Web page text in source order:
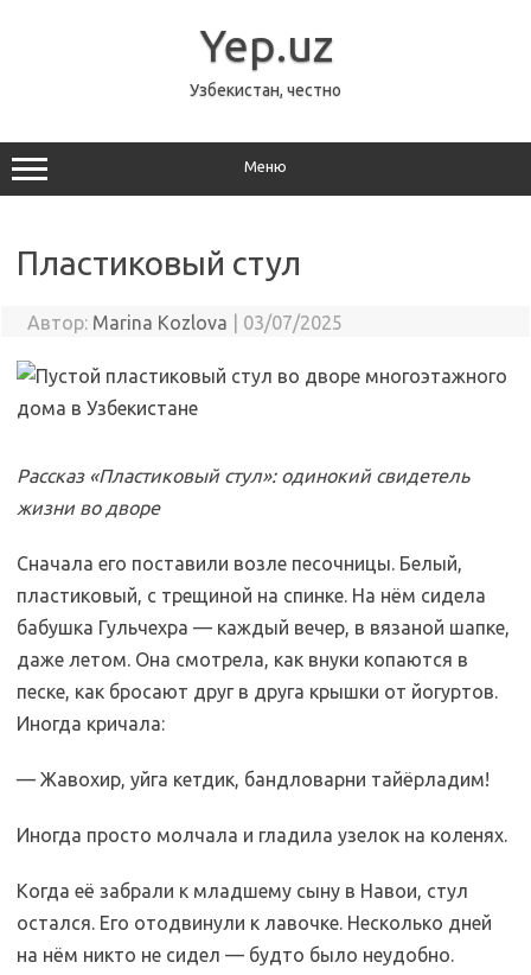
Yep.uz
Узбекистан, честно
Меню
Пластиковый стул
Автор: Marina Kozlova 03/07/2025
Рассказ «Пластиковый стул»: одинокий свидетель
жизни во дворе
Сначала его поставили возле песочницы. Белый,
пластиковый, с трещиной на спинке. На нём сидела
бабушка Гульчехра — каждый вечер, в вязаной шапке,
даже летом. Она смотрела, как внуки копаются в
песке, как бросают друг в друга крышки от йогуртов.
Иногда кричала:
— Жавохир, уйга кетдик, бандловарни тайёрладим!
Иногда просто молчала и гладила узелок на коленях.
Когда её забрали к младшему сыну в Навои, стул
остался. Его отодвинули к лавочке. Несколько дней
на нём никто не сидел — будто было неудобно.